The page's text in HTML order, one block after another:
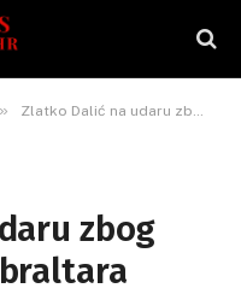
» Zlatko Dalić na udaru zbog sastava protiv Gibraltara
zbog